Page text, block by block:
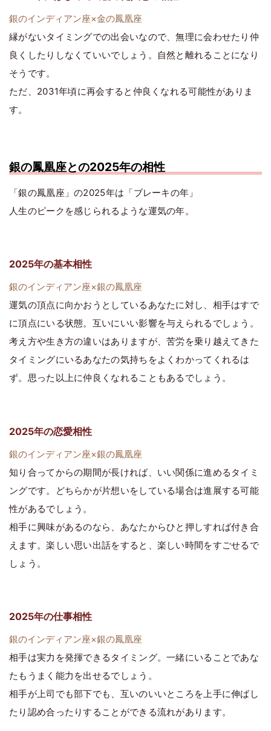
銀のインディアン座×金の鳳凰座
縁がないタイミングでの出会いなので、無理に会わせたり仲
良くしたりしなくていいでしょう。自然と離れることになり
そうです。
ただ、2031年頃に再会すると仲良くなれる可能性がありま
す。
銀の鳳凰座との2025年の相性
「銀の鳳凰座」の2025年は「ブレーキの年」
人生のピークを感じられるような運気の年。
2025年の基本相性
銀のインディアン座×銀の鳳凰座
運気の頂点に向かおうとしているあなたに対し、相手はすで
に頂点にいる状態。互いにいい影響を与えられるでしょう。
考え方や生き方の違いはありますが、苦労を乗り越えてきた
タイミングにいるあなたの気持ちをよくわかってくれるは
ず。思った以上に仲良くなれることもあるでしょう。
2025年の恋愛相性
銀のインディアン座×銀の鳳凰座
知り合ってからの期間が長ければ、いい関係に進めるタイミ
ングです。どちらかが片想いをしている場合は進展する可能
性があるでしょう。
相手に興味があるのなら、あなたからひと押しすれば付き合
えます。楽しい思い出話をすると、楽しい時間をすごせるで
しょう。
2025年の仕事相性
銀のインディアン座×銀の鳳凰座
相手は実力を発揮できるタイミング。一緒にいることであな
たもうまく能力を出せるでしょう。
相手が上司でも部下でも、互いのいいところを上手に伸ばし
たり認め合ったりすることができる流れがあります。